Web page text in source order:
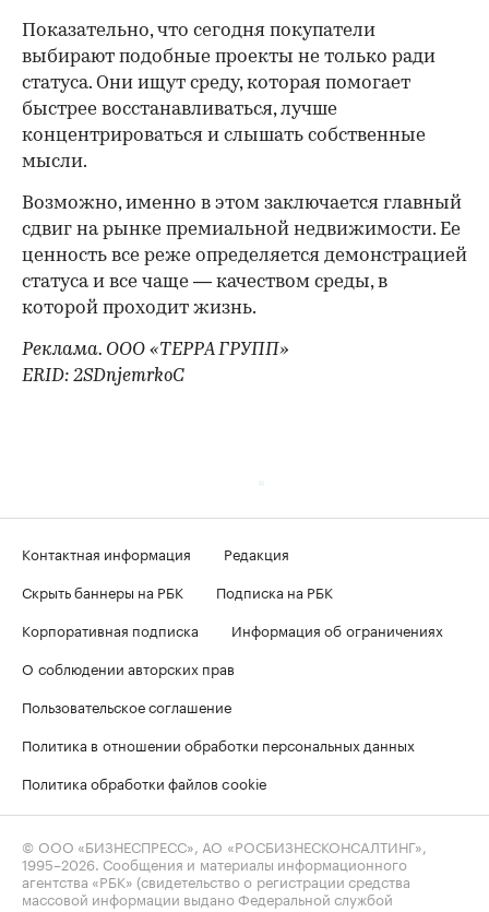
Показательно, что сегодня покупатели
выбирают подобные проекты не только ради
статуса. Они ищут среду, которая помогает
быстрее восстанавливаться, лучше
концентрироваться и слышать собственные
мысли.
Возможно, именно в этом заключается главный
сдвиг на рынке премиальной недвижимости. Ее
ценность все реже определяется демонстрацией
статуса и все чаще — качеством среды, в
которой проходит жизнь.
Реклама. ООО «ТЕРРА ГРУПП»
ERID: 2SDnjemrkoC
Контактная информация
Редакция
Скрыть баннеры на РБК
Подписка на РБК
Корпоративная подписка
Информация об ограничениях
О соблюдении авторских прав
Пользовательское соглашение
Политика в отношении обработки персональных данных
Политика обработки файлов cookie
© ООО «БИЗНЕСПРЕСС», АО «РОСБИЗНЕСКОНСАЛТИНГ»,
1995–2026 . Сообщения и материалы информационного
агентства «РБК» (свидетельство о регистрации средства
массовой информации выдано Федеральной службой